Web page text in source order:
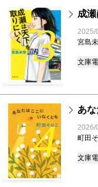
3
成
2025/
宮島
文庫
4
あ
2026/
町田
文庫